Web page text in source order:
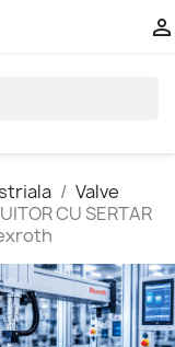

Valve
CU SERTAR